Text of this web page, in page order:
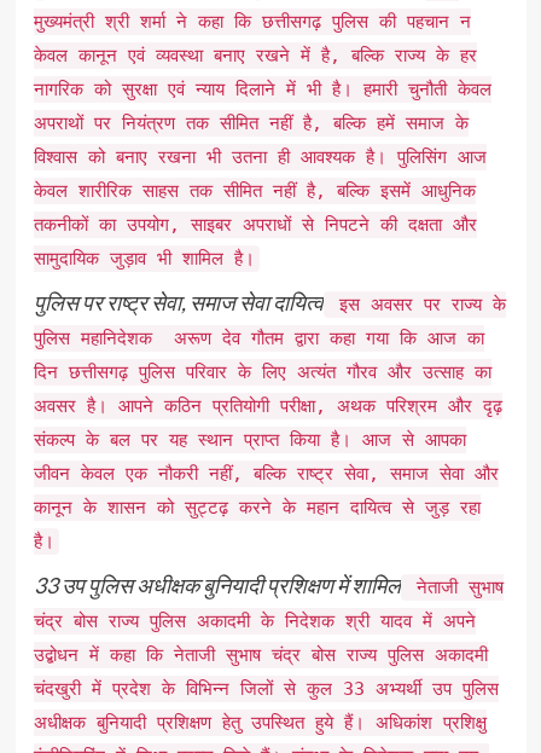
मुख्यमंत्री श्री शर्मा ने कहा कि छत्तीसगढ़ पुलिस की पहचान न
केवल कानून एवं व्यवस्था बनाए रखने में है, बल्कि राज्य के हर
नागरिक को सुरक्षा एवं न्याय दिलाने में भी है। हमारी चुनौती केवल
अपराथों पर नियंत्रण तक सीमित नहीं है, बल्कि हमें समाज के
विश्वास को बनाए रखना भी उतना ही आवश्यक है। पुलिसिंग आज
केवल शारीरिक साहस तक सीमित नहीं है, बल्कि इसमें आधुनिक
तकनीकों का उपयोग, साइबर अपराधों से निपटने की दक्षता और
सामुदायिक जुड़ाव भी शामिल है।
पुलिस पर राष्ट्र सेवा, समाज सेवा दायित्व
इस अवसर पर राज्य के
पुलिस महानिदेशक अरूण देव गौतम द्वारा कहा गया कि आज का
दिन छत्तीसगढ़ पुलिस परिवार के लिए अत्यंत गौरव और उत्साह का
अवसर है। आपने कठिन प्रतियोगी परीक्षा, अथक परिश्रम और दृढ़
संकल्प के बल पर यह स्थान प्राप्त किया है। आज से आपका
जीवन केवल एक नौकरी नहीं, बल्कि राष्ट्र सेवा, समाज सेवा और
कानून के शासन को सुट्टढ़ करने के महान दायित्व से जुड़ रहा
है।
33 उप पुलिस अधीक्षक बुनियादी प्रशिक्षण में शामिल
नेताजी सुभाष
चंद्र बोस राज्य पुलिस अकादमी के निदेशक श्री यादव में अपने
उद्बोधन में कहा कि नेताजी सुभाष चंद्र बोस राज्य पुलिस अकादमी
चंदखुरी में प्रदेश के विभिन्न जिलों से कुल 33 अभ्यर्थी उप पुलिस
अधीक्षक बुनियादी प्रशिक्षण हेतु उपस्थित हुये हैं। अधिकांश प्रशिक्षु